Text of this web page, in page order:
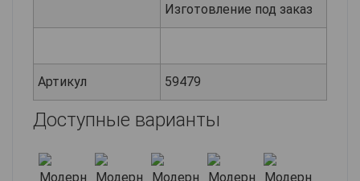
Изготовление под заказ
Артикул 59479
Доступные варианты